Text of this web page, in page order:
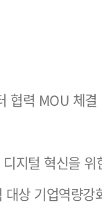
협력 MOU 체결
지털 혁신을
상 기업역량강